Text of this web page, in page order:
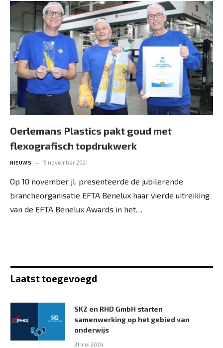
Oerlemans Plastics pakt goud met
flexografisch topdrukwerk
NIEUWS 15 november 2021
Op 10 november jl. presenteerde de jubilerende
brancheorganisatie EFTA Benelux haar vierde uitreiking
van de EFTA Benelux Awards in het…
Laatst toegevoegd
SKZ en RHD GmbH starten
samenwerking op het gebied van
onderwijs
31 mei 2024